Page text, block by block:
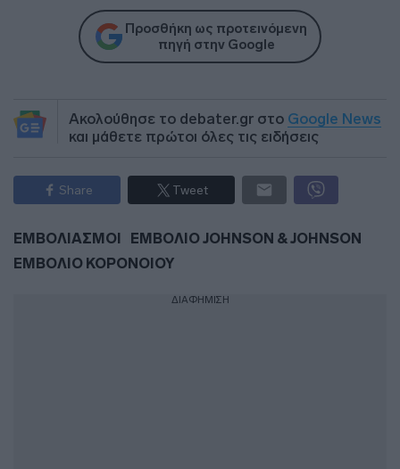
Προσθήκη ως προτεινόμενη
πηγή στην Google
Ακολούθησε το debater.gr στο Google News
και μάθετε πρώτοι όλες τις ειδήσεις
Share Tweet
ΕΜΒΟΛΙΑΣΜΟΙ
ΕΜΒΟΛΙΟ JOHNSON & JOHNSON
ΕΜΒΟΛΙΟ ΚΟΡΟΝΟΙΟΥ
ΔΙΑΦΗΜΙΣΗ